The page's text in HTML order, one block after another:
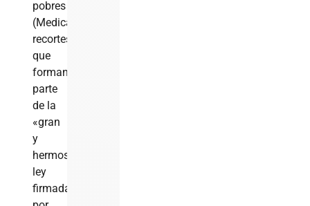
pobres
(Medicaid),
recortes
que
forman
parte
de la
«gran
y
hermosa»
ley
firmada